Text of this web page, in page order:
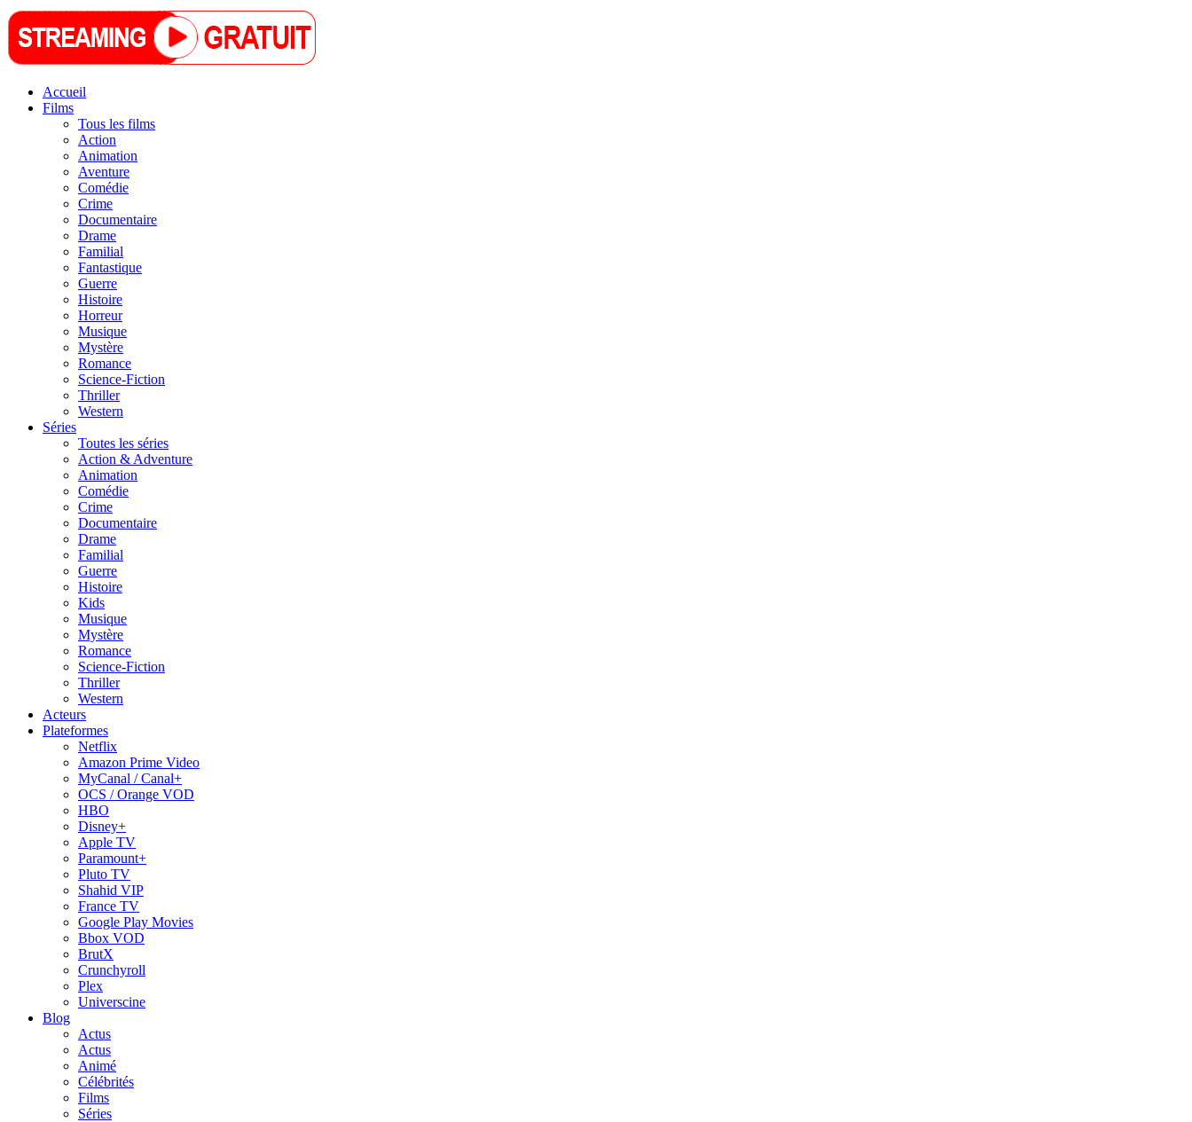
Accueil
Films
Tous les films
Action
Animation
Aventure
Comédie
Crime
Documentaire
Drame
Familial
Fantastique
Guerre
Histoire
Horreur
Musique
Mystère
Romance
Science-Fiction
Thriller
Western
Séries
Toutes les séries
Action & Adventure
Animation
Comédie
Crime
Documentaire
Drame
Familial
Guerre
Histoire
Kids
Musique
Mystère
Romance
Science-Fiction
Thriller
Western
Acteurs
Plateformes
Netflix
Amazon Prime Video
MyCanal / Canal+
OCS / Orange VOD
HBO
Disney+
Apple TV
Paramount+
Pluto TV
Shahid VIP
France TV
Google Play Movies
Bbox VOD
BrutX
Crunchyroll
Plex
Universcine
Blog
Actus
Actus
Animé
Célébrités
Films
Séries